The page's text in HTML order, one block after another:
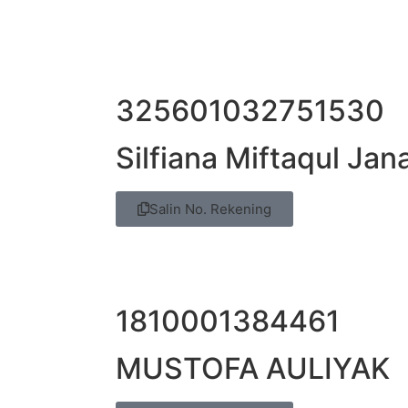
325601032751530
Silfiana Miftaqul
Salin No. Rekening
1810001384461
MUSTOFA AULIYAK